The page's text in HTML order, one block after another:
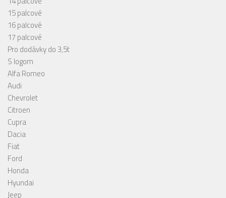
15 palcové
16 palcové
17 palcové
Pro dodávky do 3,5t
S logom
Alfa Romeo
Audi
Chevrolet
Citroen
Cupra
Dacia
Fiat
Ford
Honda
Hyundai
Jeep